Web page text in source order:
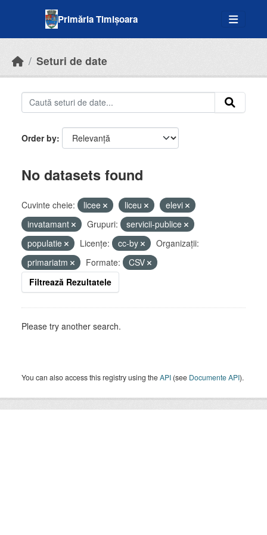
Primăria Timișoara
Seturi de date
Order by
No datasets found
Cuvinte cheie: licee liceu
elevi
invatamant
Grupuri:
servicii-publice
populatie
Licenţe: cc-by
Organizații:
primariatm
Formate:
CSV
Filtrează Rezultatele
Please try another search.
You can also access this registry using theAPI (see Documente API).